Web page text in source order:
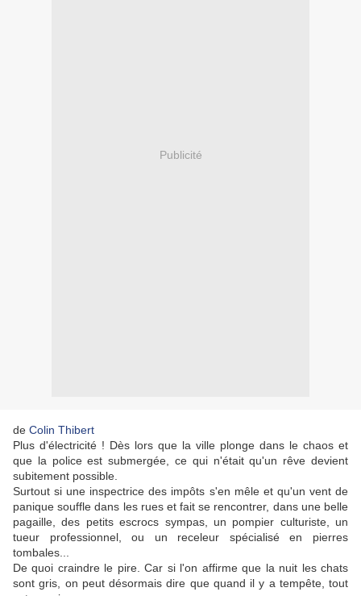
Publicité
de Colin Thibert
Plus d'électricité ! Dès lors que la ville plonge dans le chaos et
que la police est submergée, ce qui n'était qu'un rêve devient
subitement possible.
Surtout si une inspectrice des impôts s'en mêle et qu'un vent de
panique souffle dans les rues et fait se rencontrer, dans une belle
pagaille, des petits escrocs sympas, un pompier culturiste, un
tueur professionnel, ou un receleur spécialisé en pierres
tombales...
De quoi craindre le pire. Car si l'on affirme que la nuit les chats
sont gris, on peut désormais dire que quand il y a tempête, tout